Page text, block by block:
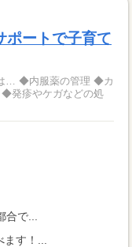
ポートで子育て
発疹やケガなどの処
で...
す！...